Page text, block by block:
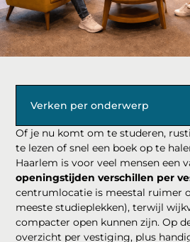
Of je nu komt om te studeren,
te lezen of snel een boek op te
Haarlem is voor veel mensen een
openingstijden verschillen per
centrumlocatie is meestal ruimer
meeste studieplekken), terwijl
compacter open kunnen zijn. Op
overzicht per vestiging, plus
Verken per onderwerp